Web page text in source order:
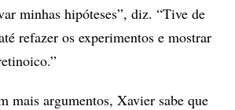
minhas hipóteses”, diz. “Tive de
refazer os experimentos e mostrar
mais argumentos, Xavier sabe que